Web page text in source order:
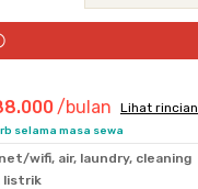
/bulan Lihat rincian
selama masa sewa
wifi, air, laundry, cleaning
listrik